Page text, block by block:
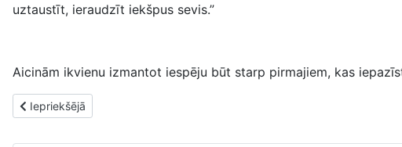
uztaustīt, ieraudzīt iekšpus sevis.”
Aicinām ikvienu izmantot iespēju būt starp pirmajiem, kas
Iepriekšējais raksts: Jaunās grāmatas. 16. jūnijs
Iepriekšējā